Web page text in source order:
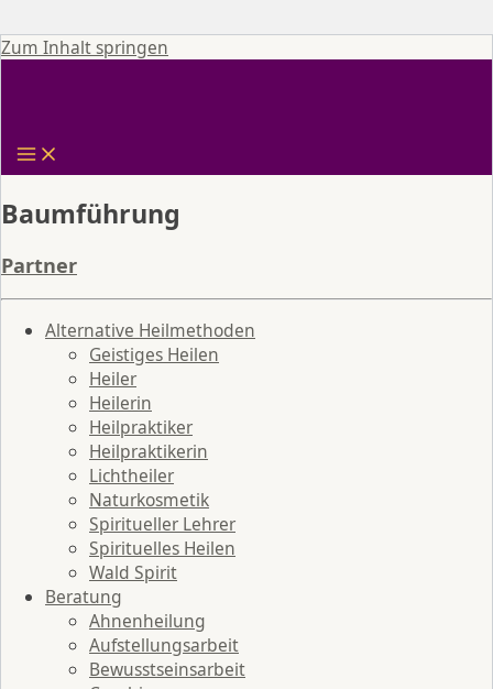
Zum Inhalt springen
Baumführung
Partner
Alternative Heilmethoden
Geistiges Heilen
Heiler
Heilerin
Heilpraktiker
Heilpraktikerin
Lichtheiler
Naturkosmetik
Spiritueller Lehrer
Spirituelles Heilen
Wald Spirit
Beratung
Ahnenheilung
Aufstellungsarbeit
Bewusstseinsarbeit